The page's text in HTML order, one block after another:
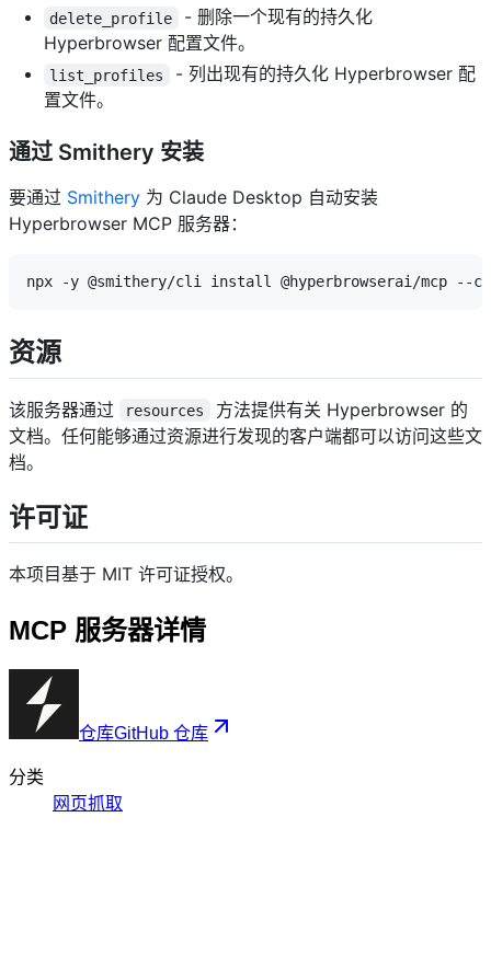
delete_profile
- 删除一个现有的持久化
Hyperbrowser 配置文件。
list_profiles
- 列出现有的持久化 Hyperbrowser 配
置文件。
通过 Smithery 安装
要通过 Smithery 为 Claude Desktop 自动安装
Hyperbrowser MCP 服务器：
资源
该服务器通过 resources
方法提供有关 Hyperbrowser 的
文档。任何能够通过资源进行发现的客户端都可以访问这些文
档。
许可证
本项目基于 MIT 许可证授权。
MCP 服务器详情
仓库GitHub 仓库
分类
网页抓取